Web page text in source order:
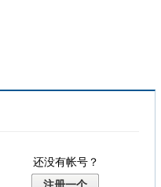
还没有帐号？